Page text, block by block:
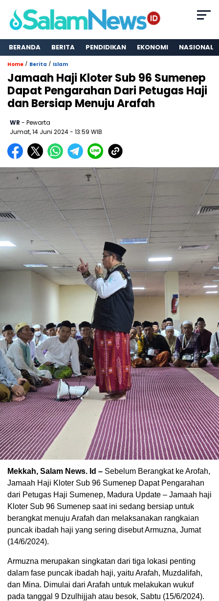
BERANDA BERITA PENDIDIKAN EKONOMI NASIONAL
Home / Berita / Islam
Jamaah Haji Kloter Sub 96 Sumenep
Dapat Pengarahan Dari Petugas Haji
dan Bersiap Menuju Arafah
WR - Pewarta
Jumat, 14 Juni 2024- 13:59 WIB
Mekkah, Salam News. Id – Sebelum Berangkat ke Arofah,
Jamaah Haji Kloter Sub 96 Sumenep Dapat Pengarahan
dari Petugas Haji Sumenep, Madura Update – Jamaah haji
Kloter Sub 96 Sumenep saat ini sedang bersiap untuk
berangkat menuju Arafah dan melaksanakan rangkaian
puncak ibadah haji yang sering disebut Armuzna, Jumat
(14/6/2024).
Armuzna merupakan singkatan dari tiga lokasi penting
dalam fase puncak ibadah haji, yaitu Arafah, Muzdalifah,
dan Mina. Dimulai dari Arafah untuk melakukan wukuf
pada tanggal 9 Dzulhijjah atau besok, Sabtu (15/6/2024).